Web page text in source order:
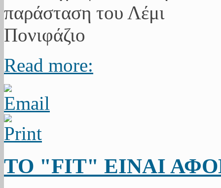
Read more:
ΤΟ "FIT" ΕΙΝΑΙ